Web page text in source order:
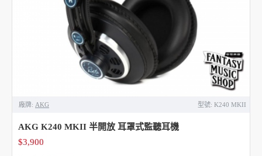
廠牌: AKG 型號: K240 MKII
AKG K240 MKII 半開放 耳罩式監聽耳機
$3,900